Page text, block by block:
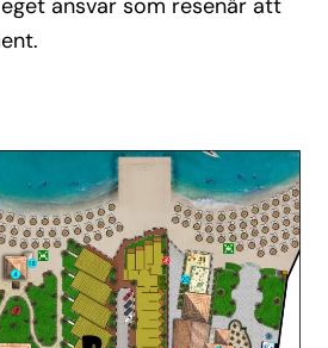
ansvar som resenär att